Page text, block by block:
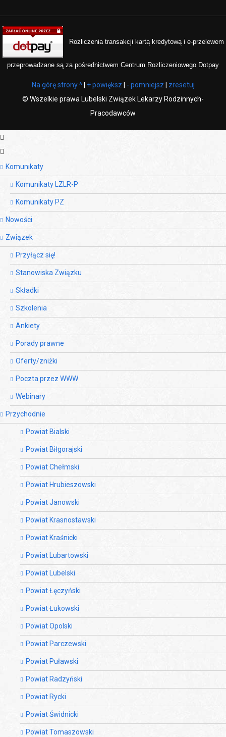
Rozliczenia transakcji kartą kredytową i e-przelewem
przeprowadzane są za pośrednictwem Centrum Rozliczeniowego Dotpay
Na górę strony ^| + powiększ - pomniejsz
zresetuj
© Wszelkie prawa Lubelski Związek Lekarzy Rodzinnych-
Pracodawców
Komunikaty
Komunikaty LZLR-P
Komunikaty PZ
Nowości
Związek
Przyłącz się!
Stanowiska Związku
Składki
Szkolenia
Ankiety
Porady prawne
Oferty/zniżki
Poczta przez WWW
Webinary
Przychodnie
Powiat Bialski
Powiat Biłgorajski
Powiat Chełmski
Powiat Hrubieszowski
Powiat Janowski
Powiat Krasnostawski
Powiat Kraśnicki
Powiat Lubartowski
Powiat Lubelski
Powiat Łęczyński
Powiat Łukowski
Powiat Opolski
Powiat Parczewski
Powiat Puławski
Powiat Radzyński
Powiat Rycki
Powiat Świdnicki
Powiat Tomaszowski